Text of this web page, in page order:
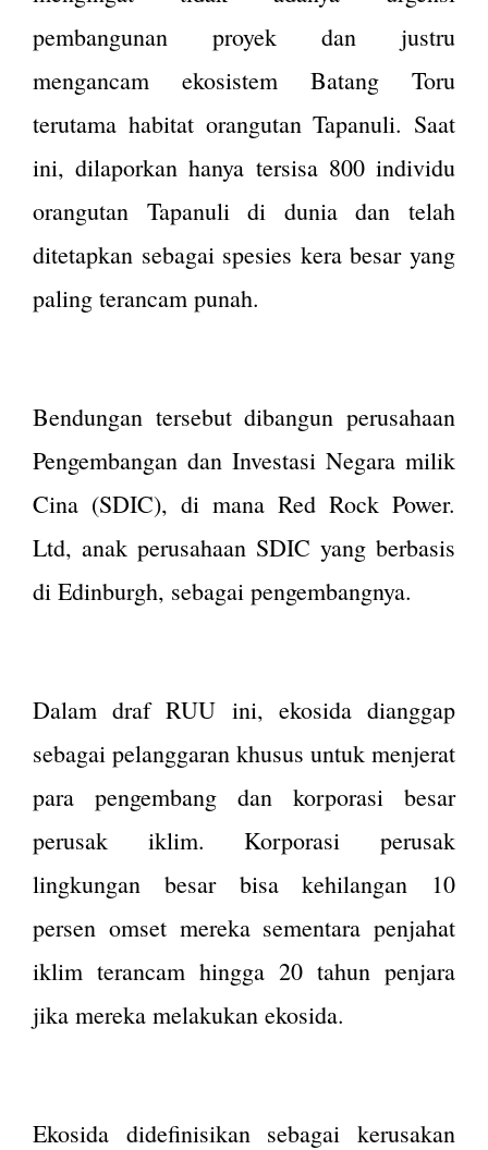
pembangunan proyek dan justru
mengancam ekosistem Batang Toru
terutama habitat orangutan Tapanuli. Saat
ini, dilaporkan hanya tersisa 800 individu
orangutan Tapanuli di dunia dan telah
ditetapkan sebagai spesies kera besar yang
paling terancam punah.
Bendungan tersebut dibangun perusahaan
Pengembangan dan Investasi Negara milik
Cina (SDIC), di mana Red Rock Power.
Ltd, anak perusahaan SDIC yang berbasis
di Edinburgh, sebagai pengembangnya.
Dalam draf RUU ini, ekosida dianggap
sebagai pelanggaran khusus untuk menjerat
para pengembang dan korporasi besar
perusak iklim. Korporasi perusak
lingkungan besar bisa kehilangan 10
persen omset mereka sementara penjahat
iklim terancam hingga 20 tahun penjara
jika mereka melakukan ekosida.
Ekosida didefinisikan sebagai kerusakan